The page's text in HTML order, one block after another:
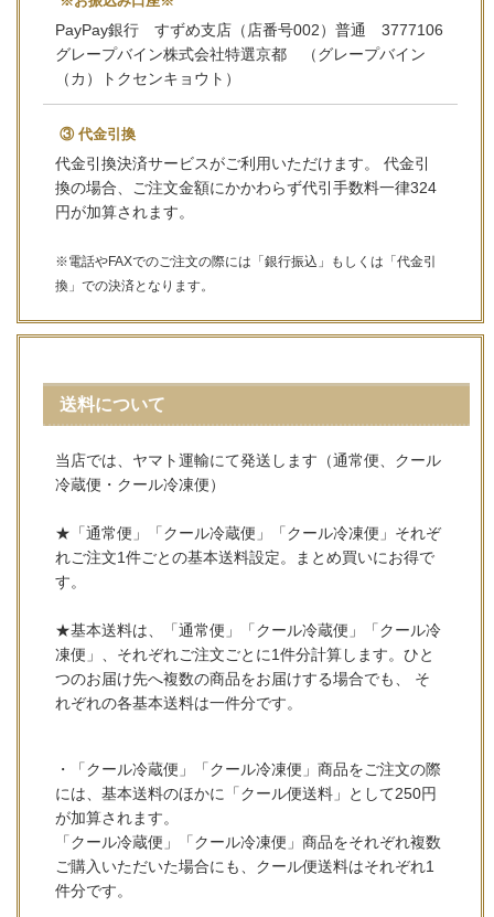
PayPay銀行 すずめ支店（店番号002）普通 3777106
グレープバイン株式会社特選京都 （グレープバイン
（カ）トクセンキョウト）
③ 代金引換
代金引換決済サービスがご利用いただけます。 代金引
換の場合、ご注文金額にかかわらず代引手数料一律324
円が加算されます。
※電話やFAXでのご注文の際には「銀行振込」もしくは「代金引
換」での決済となります。
送料について
当店では、ヤマト運輸にて発送します（通常便、クール
冷蔵便・クール冷凍便）
★「通常便」「クール冷蔵便」「クール冷凍便」それぞ
れご注文1件ごとの基本送料設定。まとめ買いにお得で
す。
★基本送料は、「通常便」「クール冷蔵便」「クール冷
凍便」、それぞれご注文ごとに1件分計算します。ひと
つのお届け先へ複数の商品をお届けする場合でも、 そ
れぞれの各基本送料は一件分です。
・「クール冷蔵便」「クール冷凍便」商品をご注文の際
には、基本送料のほかに「クール便送料」として250円
が加算されます。
「クール冷蔵便」「クール冷凍便」商品をそれぞれ複数
ご購入いただいた場合にも、クール便送料はそれぞれ1
件分です。